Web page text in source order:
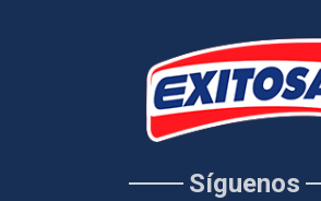
Síguenos